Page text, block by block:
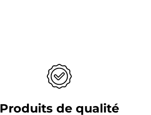
Produits de qualité